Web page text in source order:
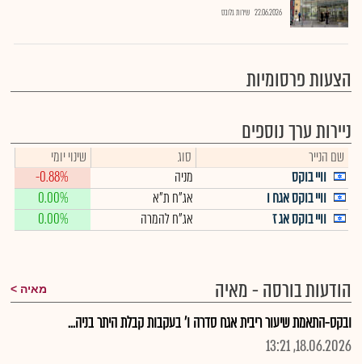
22.06.2026 שירות גלובס
הצעות פרסומיות
ניירות ערך נוספים
שם הנייר סוג
שינוי יומי
וויי בוקס
מניה
-0.88%
וויי בוקס אגח ו
אג"ח ת"א
0.00%
וויי בוקס אג ז
אג"ח להמרה 0.00%
הודעות בורסה - מאיה מאיה
ובקס-התאמת שיעור ריבית אגח סדרה ו' בעקבות קבלת היתר בניה...
18.06.2026, 13:21